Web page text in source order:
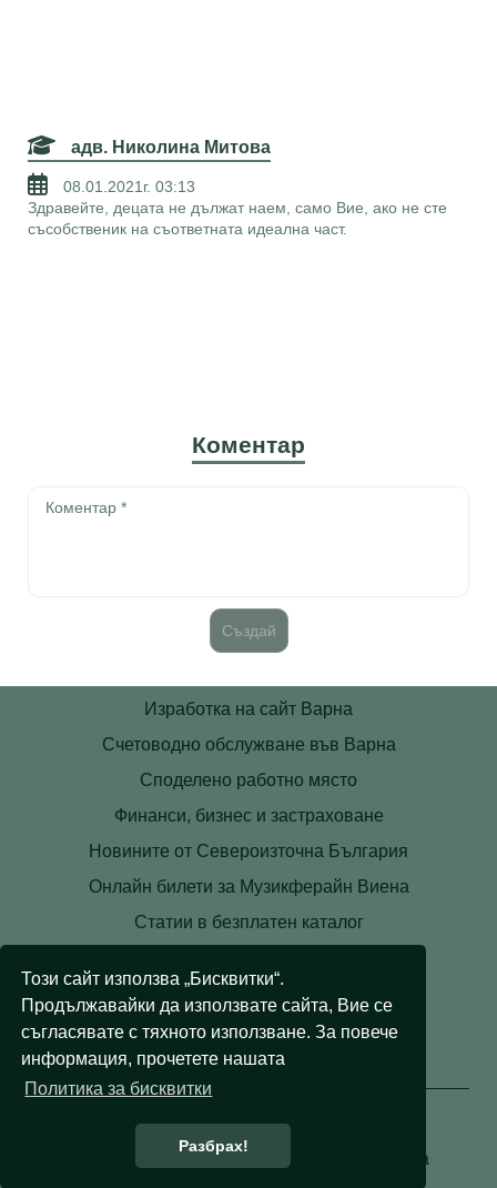
Този сайт използва „Бисквитки“.
Продължавайки да използвате сайта, Вие се
съгласявате с тяхното използване. За повече
информация, прочетете нашата
Политика за бисквитки
Разбрах!
адв. Николина Митова
08.01.2021г. 03:13
Здравейте, децата не дължат наем, само Вие, ако не сте
съсобственик на съответната идеална част.
Коментар
Изработка на сайт Варна
Счетоводно обслужване във Варна
Споделено работно място
Финанси, бизнес и застраховане
Новините от Североизточна България
Онлайн билети за Музикферайн Виена
Статии в безплатен каталог
Лични данни
Бисквитки
© 2008 - 2026 Правни съвети. Всички права